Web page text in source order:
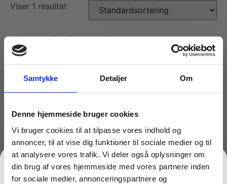
Samtykke Detaljer Om
Denne hjemmeside bruger cookies
Vi bruger cookies til at tilpasse vores indhold og
annoncer, til at vise dig funktioner til sociale medier og til
at analysere vores trafik. Vi deler også oplysninger om
din brug af vores hjemmeside med vores partnere inden
for sociale medier, annonceringspartnere og
Affaldsposer og sække
Affaldsspande
Affaldsstativer
Gribetænger
Desinfektion af overflader
Desinfektionsmidler
Ecolab produkter
Desinfektion og rengøring
Ecolab Badeværelse
Ecolab Gulvrengøring
Handsker og værnemidler
Engangshandsker
Personlig hygiejne og pleje
Håndsæbe
Håndsprit
Rekvisitter til rengøring
Afstøver
Rengøring
Viser 1 resultat
Varenr: TC41150
Saksmoppe stativ 2×1
meter